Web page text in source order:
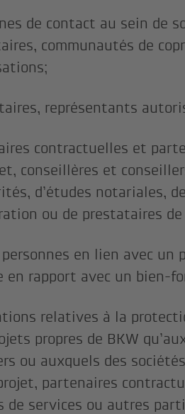
de contact au sein de
communautés de
représentants
contractuelles et
conseillères et
d’études notariales,
ou de prestataires de
en lien avec
en rapport avec un bien-
relatives à la
propres de BKW
ou auxquels des
partenaires
de services ou autres